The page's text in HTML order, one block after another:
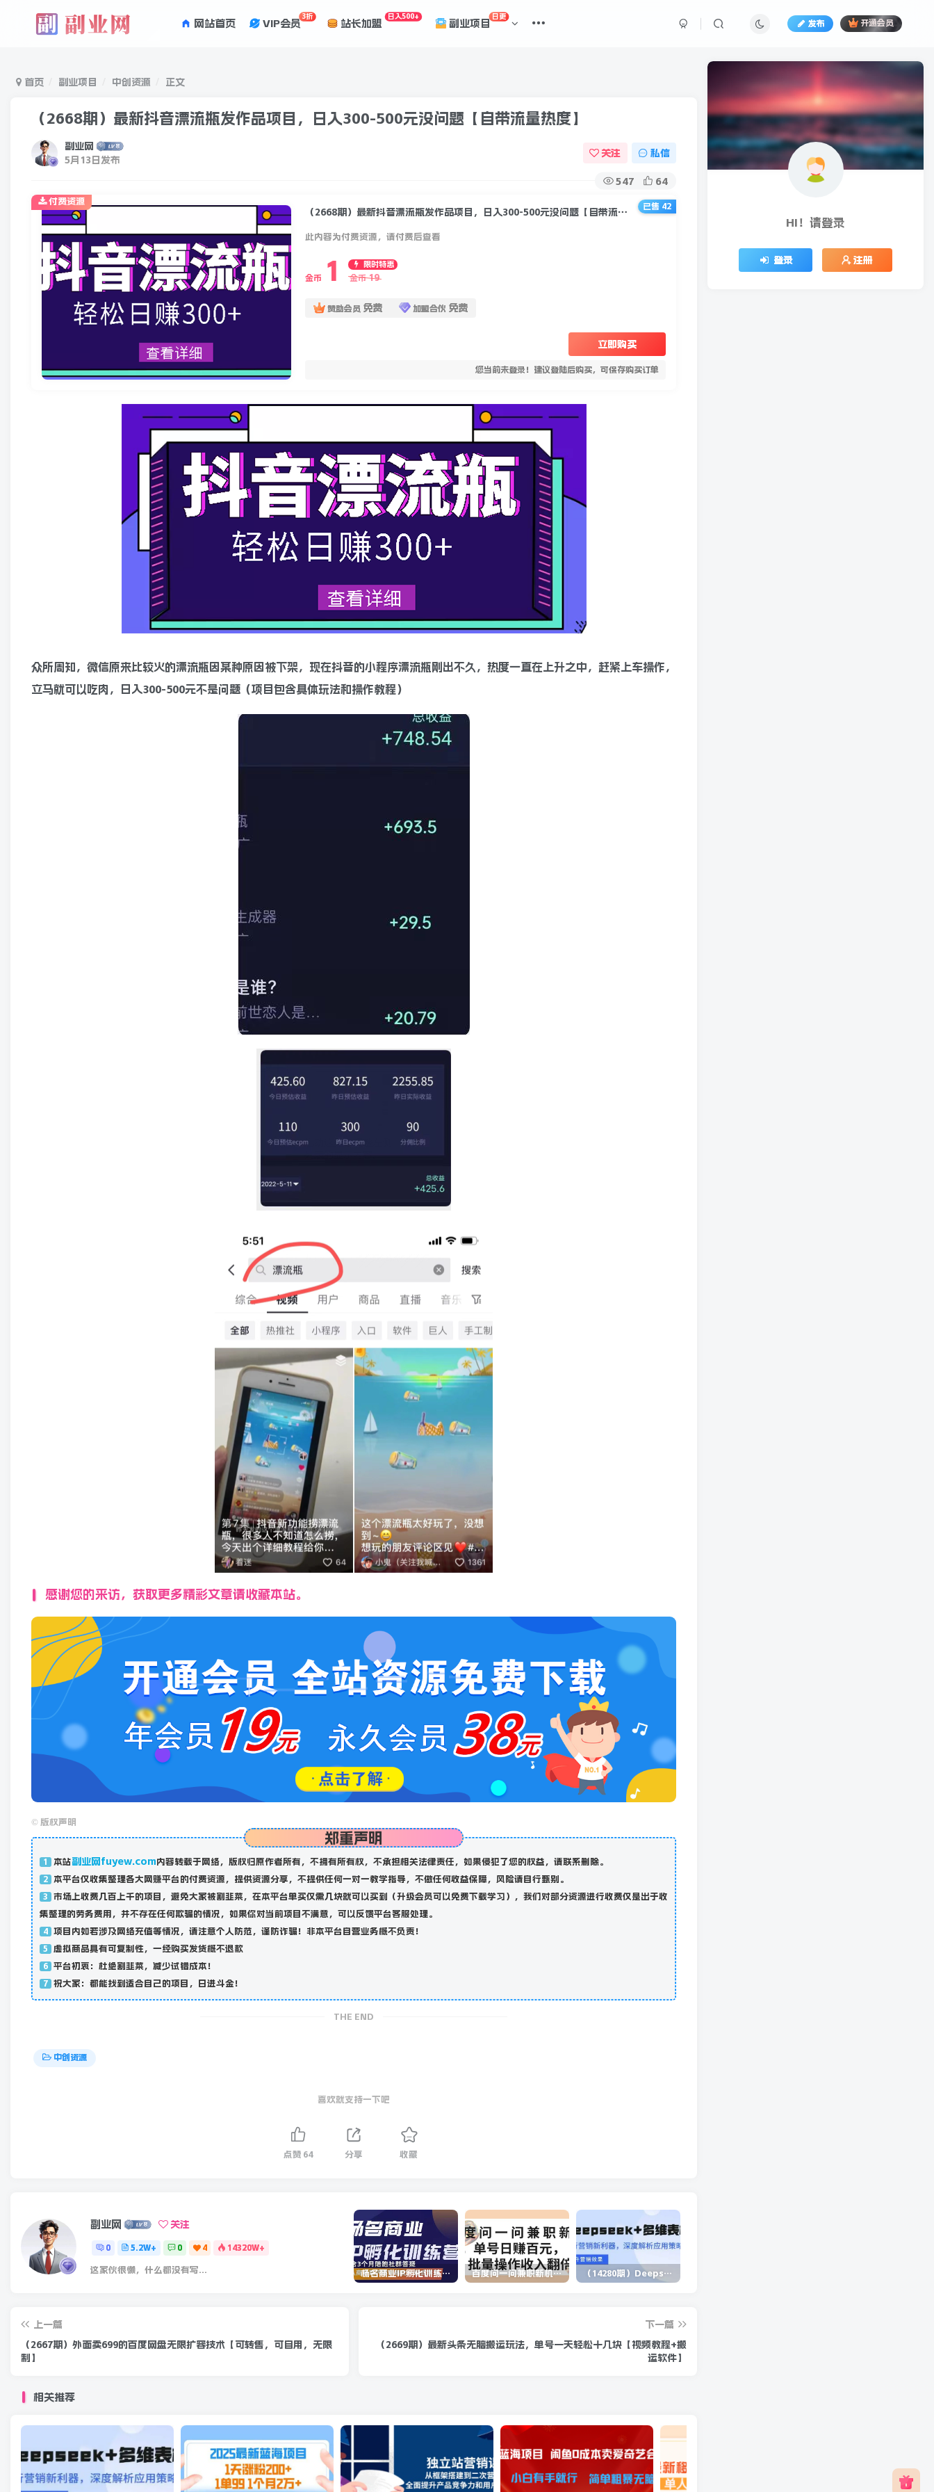
网站首页 VIP会员
3折
站长加盟
日入500+
副业项目
日更
发布 开通会员
首页 副业项目 中创资源 正文
（2668期）最新抖音漂流瓶发作品项目，日入300-500元没问题【自带流量热度】
副业网
5月13日发布
关注 私信
547 64
（2668期）最新抖音漂流瓶发作品项目，日入300-500元没问题【自带流量热度】
此内容为付费资源，请付费后查看
金币 1
限时特惠
金币 19
赞助会员 免费 加盟合伙 免费
立即购买
您当前未登录！建议登陆后购买，可保存购买订单
付费资源
已售 42
众所周知，微信原来比较火的漂流瓶因某种原因被下架，现在抖音的小程序漂流瓶刚出不久，热度一直在上升之中，赶紧上车操作，
立马就可以吃肉，日入300-500元不是问题（项目包含具体玩法和操作教程）
感谢您的来访，获取更多精彩文章请收藏本站。
© 版权声明
郑重声明
1 本站副业网fuyew.com内容转载于网络，版权归原作者所有，不拥有所有权，不承担相关法律责任，如果侵犯了您的权益，请联系删除。
2 本平台仅收集整理各大网赚平台的付费资源，提供资源分享，不提供任何一对一教学指导，不做任何收益保障，风险请自行甄别。
3
市场上收费几百上千的项目，避免大家被割韭菜，在本平台单买仅需几块就可以买到（升级会员可以免费下载学习），我们对部分资源进行收费仅是出于收
集整理的劳务费用，并不存在任何欺骗的情况，如果你对当前项目不满意，可以反馈平台客服处理。
4 项目内如若涉及网络充值等情况，请注意个人防范，谨防诈骗！非本平台自营业务概不负责！
5 虚拟商品具有可复制性，一经购买发货概不退款
6 平台初衷：杜绝割韭菜，减少试错成本！
7 祝大家：都能找到适合自己的项目，日进斗金！
THE END
中创资源
喜欢就支持一下吧
点赞 64 分享 收藏
副业网 关注
0 5.2W+ 0 4 14320W+
这家伙很懒，什么都没有写... 杨名商业IP孵化训练营，从商业到内容到转化一站式学 价值5980元 百度问一问兼职新机遇，单号日赚百元，批量操作收入翻倍 （14280期）Deepseek+多维表格，银行营销新利器，深度解析应用策略，提升营销效果
上一篇
（2667期）外面卖699的百度网盘无限扩容技术【可转售，可自用，无限
制】
下一篇
（2669期）最新头条无脑搬运玩法，单号一天轻松十几块【视频教程+搬
运软件】
相关推荐
HI！请登录
登录 注册